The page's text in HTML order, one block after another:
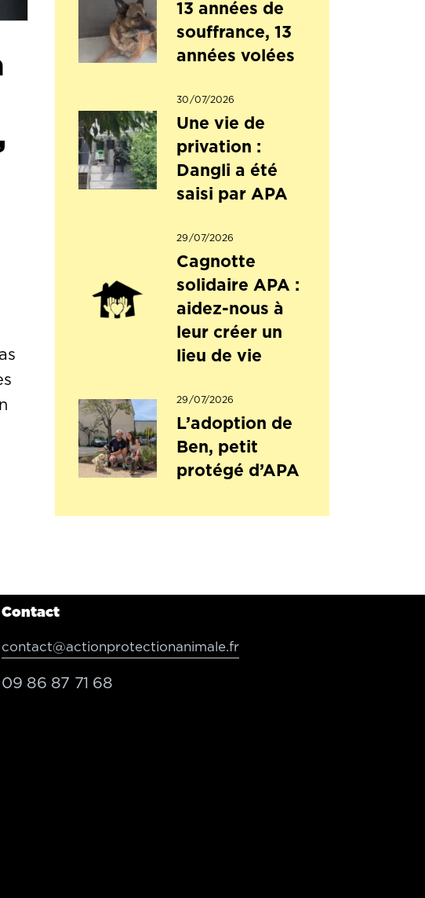
13 années de
souffrance, 13
années volées
30/07/2026
Une vie de
privation :
Dangli a été
saisi par APA
29/07/2026
Cagnotte
solidaire APA :
aidez-nous à
leur créer un
lieu de vie
29/07/2026
L’adoption de
Ben, petit
protégé d’APA
Contact
contact@actionprotectionanimale.fr
09 86 87 71 68